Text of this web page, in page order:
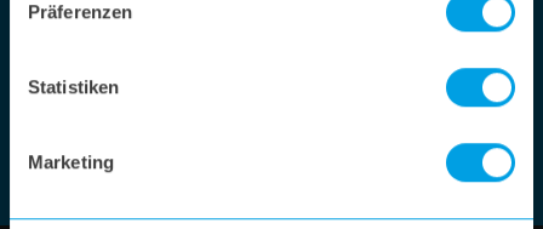
Präferenzen
Statistiken
Marketing
Newsletter
Jeden Monat die besten Tipps und Trends direkt in